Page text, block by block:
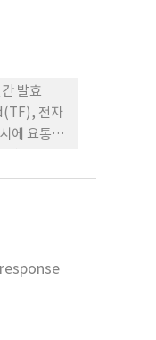
발효
전자
에 요통과
에
차간의
F20 및
이었으
다. TF의
으로 감
하였다.